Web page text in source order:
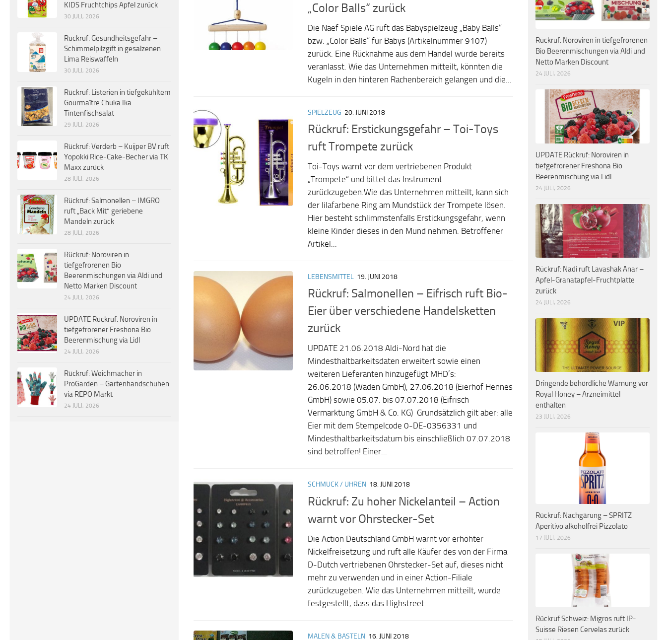
„Color Balls“ zurück
Die Naef Spiele AG ruft das Babyspielzeug „Baby Balls“
bzw. „Color Balls“ für Babys (Artikelnummer 9107)
zurück. Eine Rücknahme aus dem Handel wurde bereits
veranlasst. Wie das Unternehmen mitteilt, könnten die
Kugeln in den hinteren Rachenbereich gelangen und die...
SPIELZEUG 20. JUNI 2018
Rückruf: Erstickungsgefahr – Toi-Toys
ruft Trompete zurück
Toi-Toys warnt vor dem vertriebenen Produkt
„Trompete“ und bittet das Instrument
zurückzugeben.Wie das Unternehmen mitteilt, kann sich
der lilafarbene Ring am Mundstück der Trompete lösen.
Hier besteht schlimmstenfalls Erstickungsgefahr, wenn
kleine Kinder dieses in den Mund nehmen. Betroffener
Artikel...
LEBENSMITTEL 19. JUNI 2018
Rückruf: Salmonellen – Eifrisch ruft Bio-
Eier über verschiedene Handelsketten
zurück
UPDATE 21.06.2018 Aldi-Nord hat die
Mindesthaltbarkeitsdaten erweitert sowie einen
weiteren Lieferanten hinzugefügt MHD’s:
26.06.2018 (Waden GmbH), 27.06.2018 (Eierhof Hennes
GmbH) sowie 05.07. bis 07.07.2018 (Eifrisch
Vermarktung GmbH & Co. KG) Grundsätzlich gilt aber: alle
Eier mit dem Stempelcode 0-DE-0356331 und
Mindesthaltbarkeitsdatum bis einschließlich 07.07.2018
sind betroffen! Einer...
SCHMUCK / UHREN 18. JUNI 2018
Rückruf: Zu hoher Nickelanteil – Action
warnt vor Ohrstecker-Set
Die Action Deutschland GmbH warnt vor erhöhter
Nickelfreisetzung und ruft alle Käufer des von der Firma
D-Dutch vertriebenen Ohrstecker-Set auf, dieses nicht
mehr zu verwenden und in einer Action-Filiale
zurückzugeben. Wie das Unternehmen mitteilt, wurde
festgestellt, dass das Highstreet...
MALEN & BASTELN 16. JUNI 2018
KIDS Fruchtchips Apfel zurück
30 JULI, 2026
Rückruf: Gesundheitsgefahr –
Schimmelpilzgift in gesalzenen
Lima Reiswaffeln
30 JULI, 2026
Rückruf: Listerien in tiefgekühltem
Gourmaître Chuka Ika
Tintenfischsalat
29 JULI, 2026
Rückruf: Verderb – Kuijper BV ruft
Yopokki Rice-Cake-Becher via TK
Maxx zurück
28 JULI, 2026
Rückruf: Salmonellen – IMGRO
ruft „Back Mit“ geriebene
Mandeln zurück
28 JULI, 2026
Rückruf: Noroviren in
tiefgefrorenen Bio
Beerenmischungen via Aldi und
Netto Marken Discount
24 JULI, 2026
UPDATE Rückruf: Noroviren in
tiefgefrorener Freshona Bio
Beerenmischung via Lidl
24 JULI, 2026
Rückruf: Weichmacher in
ProGarden – Gartenhandschuhen
via REPO Markt
24 JULI, 2026
Rückruf: Noroviren in tiefgefrorenen
Bio Beerenmischungen via Aldi und
Netto Marken Discount
24 JULI, 2026
UPDATE Rückruf: Noroviren in
tiefgefrorener Freshona Bio
Beerenmischung via Lidl
24 JULI, 2026
Rückruf: Nadi ruft Lavashak Anar –
Apfel-Granatapfel-Fruchtplatte
zurück
24 JULI, 2026
Dringende behördliche Warnung vor
Royal Honey – Arzneimittel
enthalten
23 JULI, 2026
Rückruf: Nachgärung – SPRITZ
Aperitivo alkoholfrei Pizzolato
17 JULI, 2026
Rückruf Schweiz: Migros ruft IP-
Suisse Riesen Cervelas zurück